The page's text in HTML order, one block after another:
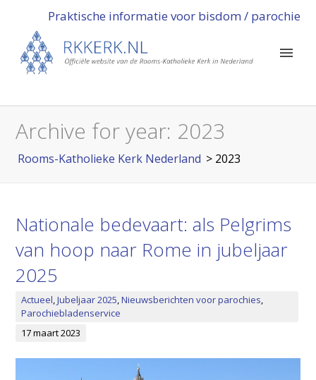
Praktische informatie voor bisdom / parochie
Archive for year: 2023
Rooms-Katholieke Kerk Nederland > 2023
Nationale bedevaart: als Pelgrims
van hoop naar Rome in jubeljaar
2025
Actueel,Jubeljaar 2025,Nieuwsberichten voor parochies,
Parochiebladenservice
17 maart 2023